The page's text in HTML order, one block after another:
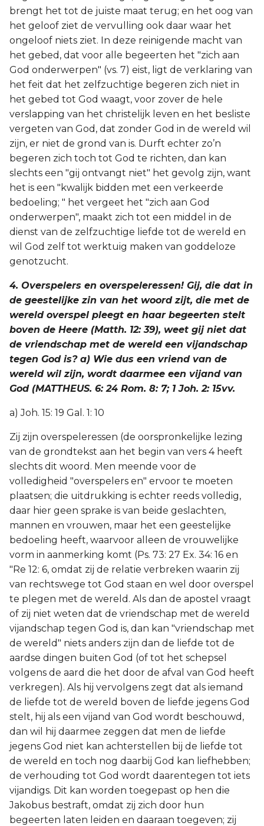
brengt het tot de juiste maat terug; en het oog van
het geloof ziet de vervulling ook daar waar het
ongeloof niets ziet. In deze reinigende macht van
het gebed, dat voor alle begeerten het "zich aan
God onderwerpen" (vs. 7) eist, ligt de verklaring van
het feit dat het zelfzuchtige begeren zich niet in
het gebed tot God waagt, voor zover de hele
verslapping van het christelijk leven en het besliste
vergeten van God, dat zonder God in de wereld wil
zijn, er niet de grond van is. Durft echter zo’n
begeren zich toch tot God te richten, dan kan
slechts een "gij ontvangt niet" het gevolg zijn, want
het is een "kwalijk bidden met een verkeerde
bedoeling; " het vergeet het "zich aan God
onderwerpen", maakt zich tot een middel in de
dienst van de zelfzuchtige liefde tot de wereld en
wil God zelf tot werktuig maken van goddeloze
genotzucht.
4. Overspelers en overspeleressen! Gij, die dat in
de geestelijke zin van het woord zijt, die met de
wereld overspel pleegt en haar begeerten stelt
boven de Heere (Matth. 12: 39), weet gij niet dat
de vriendschap met de wereld een vijandschap
tegen God is? a) Wie dus een vriend van de
wereld wil zijn, wordt daarmee een vijand van
God (MATTHEUS. 6: 24 Rom. 8: 7; 1 Joh. 2: 15vv.
a) Joh. 15: 19 Gal. 1: 10
Zij zijn overspeleressen (de oorspronkelijke lezing
van de grondtekst aan het begin van vers 4 heeft
slechts dit woord. Men meende voor de
volledigheid "overspelers en" ervoor te moeten
plaatsen; die uitdrukking is echter reeds volledig,
daar hier geen sprake is van beide geslachten,
mannen en vrouwen, maar het een geestelijke
bedoeling heeft, waarvoor alleen de vrouwelijke
vorm in aanmerking komt (Ps. 73: 27 Ex. 34: 16 en
"Re 12: 6, omdat zij de relatie verbreken waarin zij
van rechtswege tot God staan en wel door overspel
te plegen met de wereld. Als dan de apostel vraagt
of zij niet weten dat de vriendschap met de wereld
vijandschap tegen God is, dan kan "vriendschap met
de wereld" niets anders zijn dan de liefde tot de
aardse dingen buiten God (of tot het schepsel
volgens de aard die het door de afval van God heeft
verkregen). Als hij vervolgens zegt dat als iemand
de liefde tot de wereld boven de liefde jegens God
stelt, hij als een vijand van God wordt beschouwd,
dan wil hij daarmee zeggen dat men de liefde
jegens God niet kan achterstellen bij de liefde tot
de wereld en toch nog daarbij God kan liefhebben;
de verhouding tot God wordt daarentegen tot iets
vijandigs. Dit kan worden toegepast op hen die
Jakobus bestraft, omdat zij zich door hun
begeerten laten leiden en daaraan toegeven; zij